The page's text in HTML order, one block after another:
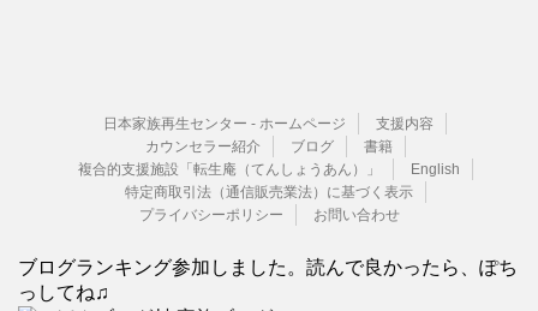
日本家族再生センター - ホームページ
支援内容
カウンセラー紹介
ブログ
書籍
複合的支援施設「転生庵（てんしょうあん）」
English
特定商取引法（通信販売業法）に基づく表示
プライバシーポリシー
お問い合わせ
ブログランキング参加しました。読んで良かったら、ぽち
っしてね♫